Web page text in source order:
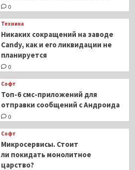
0
Техника
Никаких сокращений на заводе
Candy, как и его ликвидации не
планируется
0
Софт
Топ-6 смс-приложений для
отправки сообщений с Андроида
0
Софт
Микросервисы. Стоит
ли покидать монолитное
царство?